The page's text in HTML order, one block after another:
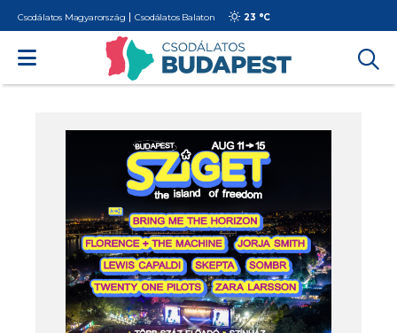
Csodálatos Magyarország Csodálatos Balaton 23 °C